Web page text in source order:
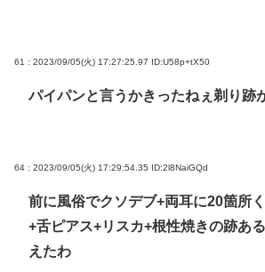
61 : 2023/09/05(火) 17:27:25.97 ID:U58p+tX50
パイパンと言うかきったねぇ剃り跡
64 : 2023/09/05(火) 17:29:54.35 ID:2l8NaiGQd
前に風俗でクソデブ+両耳に20箇所
+舌ピアス+リスカ+根性焼きの跡あ
えたわ